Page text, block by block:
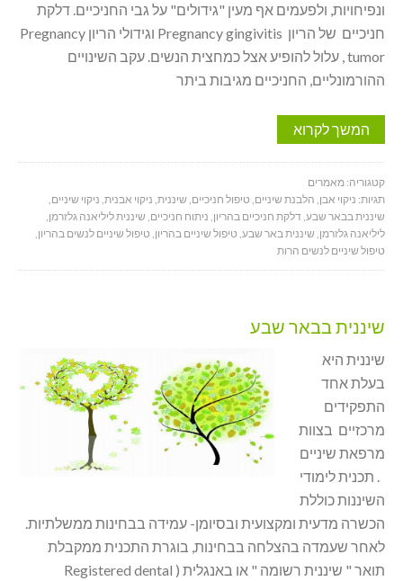
ונפיחויות, ולפעמים אף מעין "גידולים" על גבי החניכיים. דלקת
חניכיים של הריון Pregnancy gingivitis וגידולי הריון Pregnancy
tumor , עלול להופיע אצל כמחצית הנשים. עקב השינויים
ההורמונליים, החניכיים מגיבות ביתר
המשך לקרוא
קטגוריה: מאמרים
תגיות: ניקוי אבן, הלבנת שיניים, טיפול חניכיים, שיננית, ניקוי אבנית, ניקוי שיניים,
שיננית בבאר שבע,דלקת חניכיים בהריון, ניתוח חניכיים, שיננית ליליאנה גלזרמן,
ליליאנה גלזרמן, שיננית באר שבע, טיפול שיניים בהריון, טיפול שיניים לנשים בהריון,
טיפול שיניים לנשים הרות
שיננית בבאר שבע
שיננית היא
בעלת אחד
התפקידים
מרכזיים בצוות
מרפאת שיניים
. תכנית לימודי
השיננות כוללת
הכשרה מדעית ומקצועית ובסיומן- עמידה בבחינות ממשלתיות.
לאחר שעמדה בהצלחה בבחינות, בוגרת התכנית ממקבלת
תואר " שיננית רשומה " או באנגלית ( Registered dental